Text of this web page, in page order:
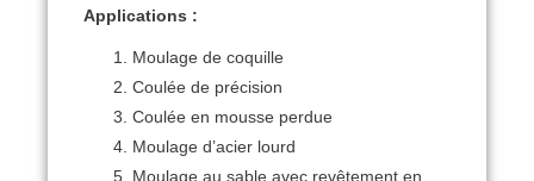
Applications :
Moulage de coquille
Coulée de précision
Coulée en mousse perdue
Moulage d’acier lourd
Moulage au sable avec revêtement en